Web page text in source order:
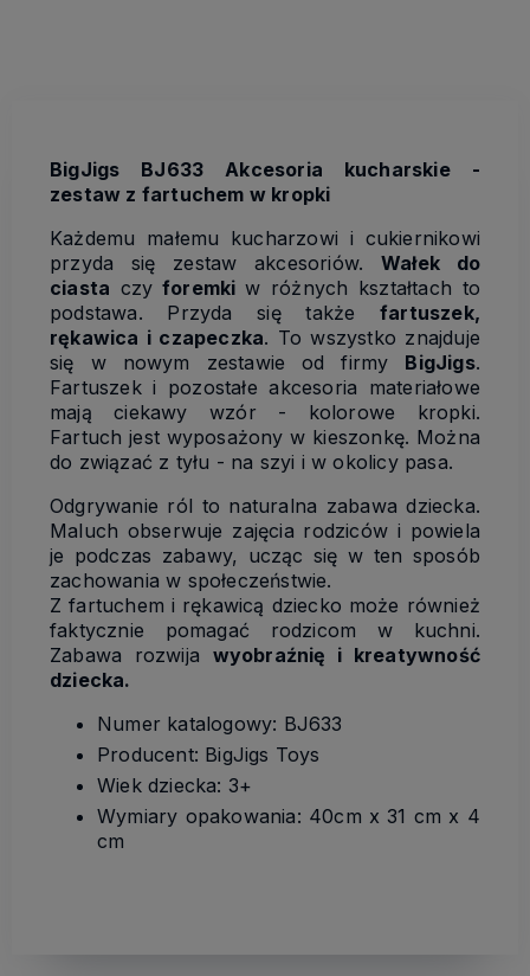
BigJigs BJ633 Akcesoria kucharskie -
zestaw z fartuchem w kropki
Każdemu małemu kucharzowi i cukiernikowi
przyda się zestaw akcesoriów. Wałek do
ciasta czy foremkiw różnych kształtach to
podstawa. Przyda się także fartuszek,
rękawica i czapeczka. To wszystko znajduje
się w nowym zestawie od firmy BigJigs.
Fartuszek i pozostałe akcesoria materiałowe
mają ciekawy wzór - kolorowe kropki.
Fartuch jest wyposażony w kieszonkę. Można
do związać z tyłu - na szyi i w okolicy pasa.
Odgrywanie ról to naturalna zabawa dziecka.
Maluch obserwuje zajęcia rodziców i powiela
je podczas zabawy, ucząc się w ten sposób
zachowania w społeczeństwie.
Z fartuchem i rękawicą dziecko może również
faktycznie pomagać rodzicom w kuchni.
Zabawa rozwija wyobraźnię i kreatywność
dziecka.
Numer katalogowy: BJ633
Producent: BigJigs Toys
Wiek dziecka: 3+
Wymiary opakowania: 40cm x 31 cm x 4
cm